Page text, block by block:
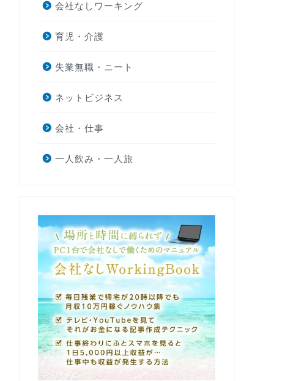
会社なしワーキング
育児・介護
失業無職・ニート
ネットビジネス
会社・仕事
一人飲み・一人旅